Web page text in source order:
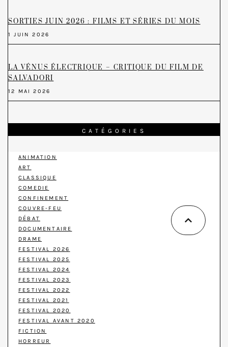
SORTIES JUIN 2026 : FILMS ET SÉRIES DU MOIS
1 JUIN 2026
LA VÉNUS ÉLECTRIQUE – CRITIQUE DU FILM DE
SALVADORI
12 MAI 2026
CATÉGORIES
ANIMATION
ART
CLASSIQUE
COMEDIE
CONFINEMENT
COUVRE-FEU
DÉBAT
DOCUMENTAIRE
DRAME
FESTIVAL 2026
FESTIVAL 2025
FESTIVAL 2024
FESTIVAL 2023
FESTIVAL 2022
FESTIVAL 2021
FESTIVAL 2020
FESTIVAL AVANT 2020
FICTION
HORREUR